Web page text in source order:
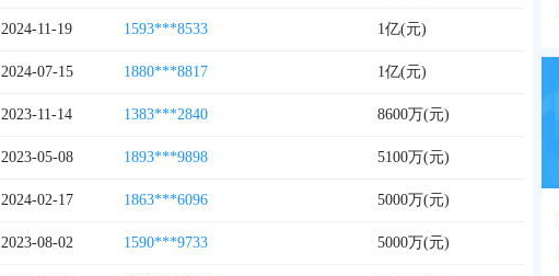
2024-11-19 1593***8533 1亿(元)
2024-07-15 1880***8817 1亿(元)
2023-11-14 1383***2840 8600万(元)
2023-05-08 1893***9898 5100万(元)
2024-02-17 1863***6096 5000万(元)
2023-08-02 1590***9733 5000万(元)